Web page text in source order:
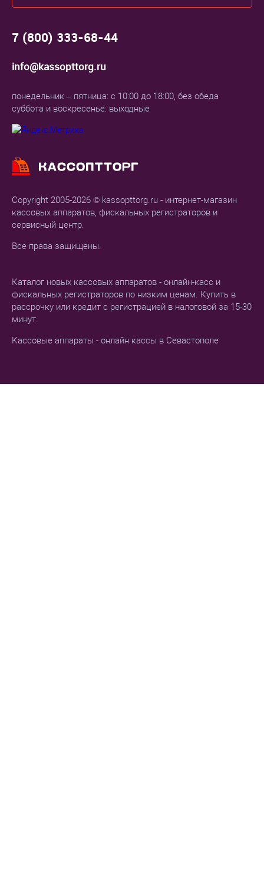
Copyright 2005-2026 © kassopttorg.ru - интернет-магазин
кассовых аппаратов, фискальных регистраторов и
сервисный центр.
Все права защищены.
Каталог новых кассовых аппаратов - онлайн-касс и
фискальных регистраторов по низким ценам. Купить в
рассрочку или кредит с регистрацией в налоговой за 15-30
минут.
Кассовые аппараты - онлайн кассы в Севастополе
7 (800) 333-68-44
info@kassopttorg.ru
понедельник – пятница: с 10:00 до 18:00, без обеда
суббота и воскресенье: выходные